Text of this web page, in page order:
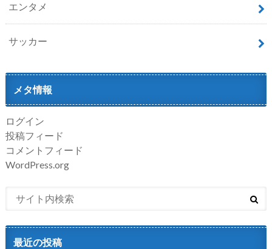
エンタメ
サッカー
メタ情報
ログイン
投稿フィード
コメントフィード
WordPress.org
最近の投稿